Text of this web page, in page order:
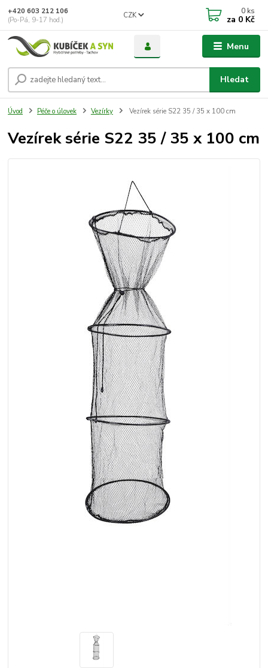
Menu
CZK
Hledat
+420 603 212 106
(Po-Pá, 9-17 hod.)
0 ks
za 0 Kč
Úvod Péče o úlovek Vezírky Vezírek série S22 35 / 35 x 100 cm
Vezírek série S22 35 / 35 x 100 cm